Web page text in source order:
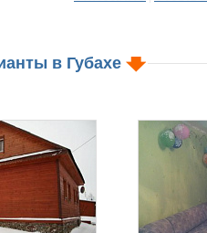
в Губахе